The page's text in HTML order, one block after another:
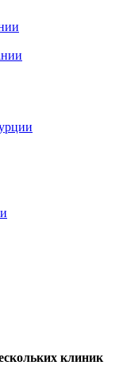
клиник